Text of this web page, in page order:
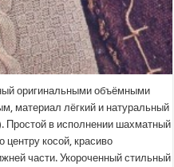
оригинальными объёмными
материал лёгкий и натуральный
Простой в исполнении шахматный
косой, красиво
части. Укороченный стильный